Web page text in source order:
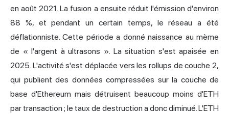
en août 2021. La fusion a ensuite réduit l'émission d'environ
88 %, et pendant un certain temps, le réseau a été
déflationniste. Cette période a donné naissance au mème
de « l'argent à ultrasons ». La situation s'est apaisée en
2025. L'activité s'est déplacée vers les rollups de couche 2,
qui publient des données compressées sur la couche de
base d'Ethereum mais détruisent beaucoup moins d'ETH
par transaction ; le taux de destruction a donc diminué. L'ETH